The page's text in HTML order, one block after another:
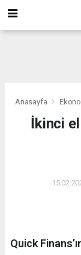
Anasayfa
İkinci el
Quick